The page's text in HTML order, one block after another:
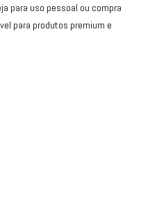
para uso pessoal ou compra
para produtos premium e